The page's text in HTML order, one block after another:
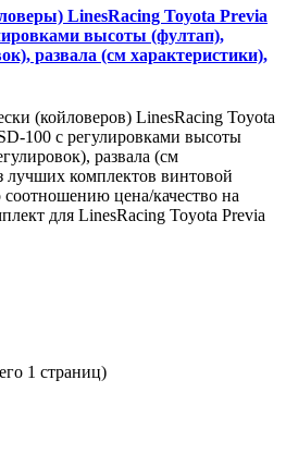
LinesRacing Toyota Previa
высоты (фултап),
развала (см характеристики),
(койловеров) LinesRacing Toyota
100 с регулировками высоты
развала (см
лучших комплектов винтовой
цена/качество на
для LinesRacing Toyota Previa
1 страниц)